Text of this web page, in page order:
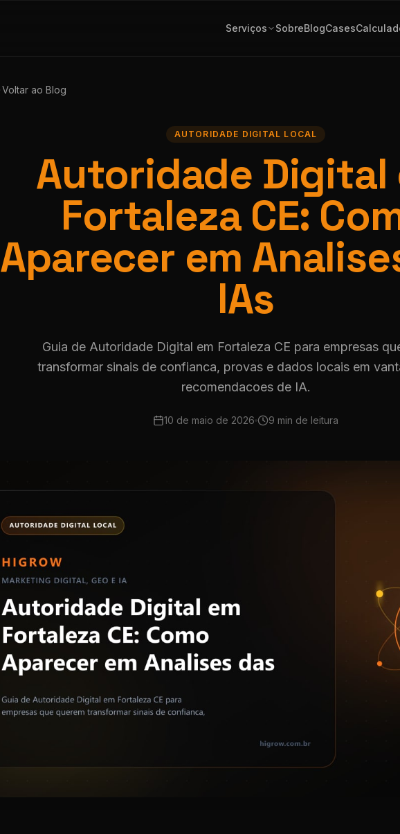
Serviços SobreBlogCases
Voltar ao Blog
AUTORIDADE DIGITAL LOCAL
Autoridade Digital
Fortaleza CE:
Aparecer em
IAs
Guia de Autoridade Digital em Fortaleza CE para empresas
transformar sinais de confianca, provas e dados locais em
recomendacoes de IA.
10 de maio de 2026 9 min de leitura